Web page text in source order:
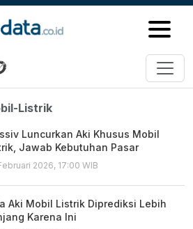
Listrik
Luncurkan Aki Khusus Mobil
Jawab Kebutuhan Pasar
2026, 17:00 WIB
Aki Mobil Listrik Diprediksi Lebih
Karena Ini